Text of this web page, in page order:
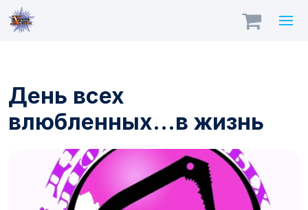
День всех
влюбленных...в жизнь